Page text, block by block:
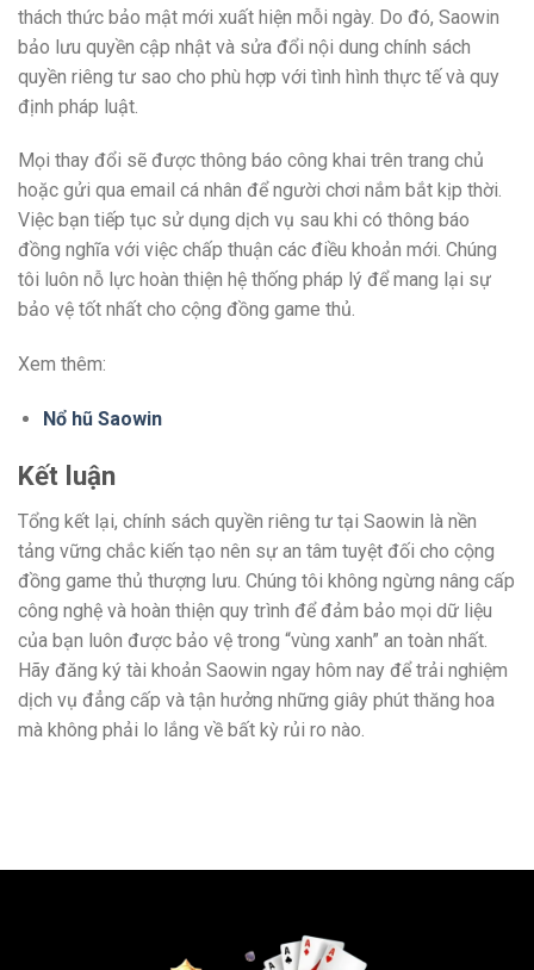
thách thức bảo mật mới xuất hiện mỗi ngày. Do đó, Saowin
bảo lưu quyền cập nhật và sửa đổi nội dung chính sách
quyền riêng tư sao cho phù hợp với tình hình thực tế và quy
định pháp luật.
Mọi thay đổi sẽ được thông báo công khai trên trang chủ
hoặc gửi qua email cá nhân để người chơi nắm bắt kịp thời.
Việc bạn tiếp tục sử dụng dịch vụ sau khi có thông báo
đồng nghĩa với việc chấp thuận các điều khoản mới. Chúng
tôi luôn nỗ lực hoàn thiện hệ thống pháp lý để mang lại sự
bảo vệ tốt nhất cho cộng đồng game thủ.
Xem thêm:
Nổ hũ Saowin
Kết luận
Tổng kết lại, chính sách quyền riêng tư tại Saowin là nền
tảng vững chắc kiến tạo nên sự an tâm tuyệt đối cho cộng
đồng game thủ thượng lưu. Chúng tôi không ngừng nâng cấp
công nghệ và hoàn thiện quy trình để đảm bảo mọi dữ liệu
của bạn luôn được bảo vệ trong “vùng xanh” an toàn nhất.
Hãy đăng ký tài khoản Saowin ngay hôm nay để trải nghiệm
dịch vụ đẳng cấp và tận hưởng những giây phút thăng hoa
mà không phải lo lắng về bất kỳ rủi ro nào.